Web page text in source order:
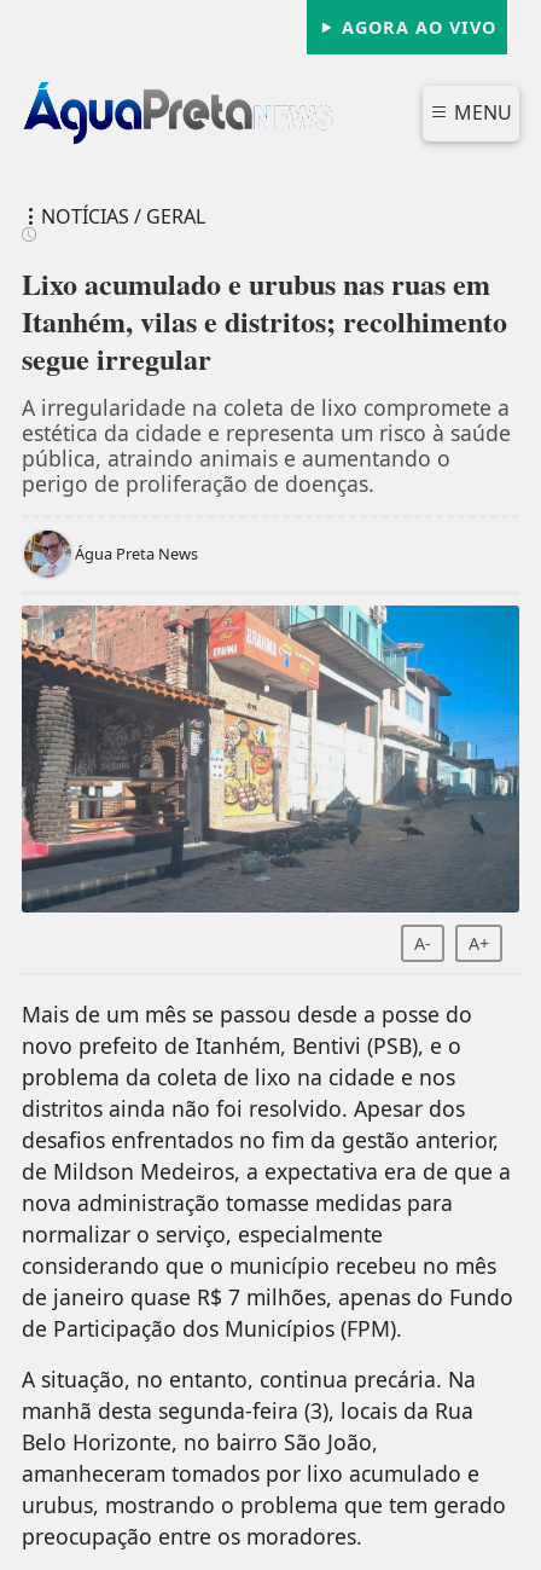
AGORA AO VIVO
MENU
NOTÍCIAS / GERAL
Lixo acumulado e urubus nas ruas em
Itanhém, vilas e distritos; recolhimento
segue irregular
A irregularidade na coleta de lixo compromete a
estética da cidade e representa um risco à saúde
pública, atraindo animais e aumentando o
perigo de proliferação de doenças.
Água Preta News
A- A+
Mais de um mês se passou desde a posse do
novo prefeito de Itanhém, Bentivi (PSB), e o
problema da coleta de lixo na cidade e nos
distritos ainda não foi resolvido. Apesar dos
desafios enfrentados no fim da gestão anterior,
de Mildson Medeiros, a expectativa era de que a
nova administração tomasse medidas para
normalizar o serviço, especialmente
considerando que o município recebeu no mês
de janeiro quase R$ 7 milhões, apenas do Fundo
de Participação dos Municípios (FPM).
A situação, no entanto, continua precária. Na
manhã desta segunda-feira (3), locais da Rua
Belo Horizonte, no bairro São João,
amanheceram tomados por lixo acumulado e
urubus, mostrando o problema que tem gerado
preocupação entre os moradores.